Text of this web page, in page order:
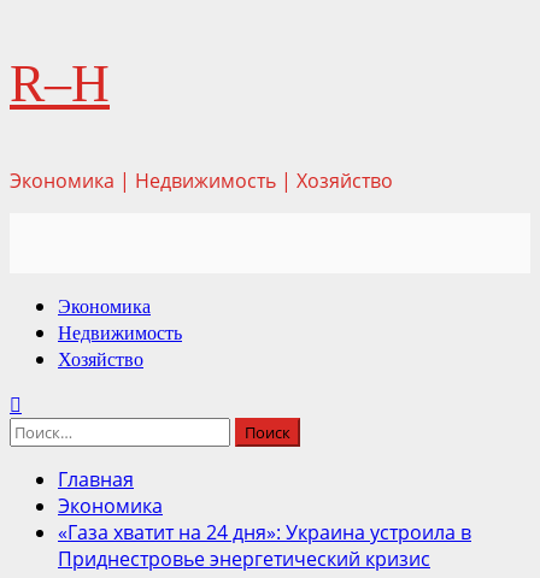
Перейти
содержимому
R–H
Экономика | Недвижимость | Хозяйство
Основное
меню
Экономика
Недвижимость
Хозяйство
Найти:
Главная
Экономика
«Газа хватит на 24 дня»: Украина устроила в
Приднестровье энергетический кризис